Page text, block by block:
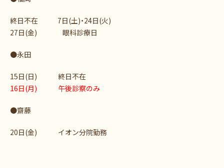
終日不在 7日(土)・24日(火)
27日(金) 眼科診療日
●永田
15日(日) 終日不在
16日(月) 午後診察のみ
●齋藤
20日(金) イオン分院勤務